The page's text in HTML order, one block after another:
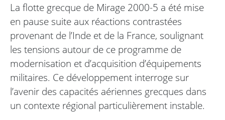
La flotte grecque de Mirage 2000-5 a été mise
en pause suite aux réactions contrastées
provenant de l’Inde et de la France, soulignant
les tensions autour de ce programme de
modernisation et d’acquisition d’équipements
militaires. Ce développement interroge sur
l’avenir des capacités aériennes grecques dans
un contexte régional particulièrement instable.